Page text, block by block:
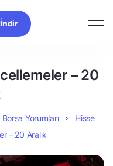
– 20
Borsa Yorumları
Hisse
– 20 Aralık